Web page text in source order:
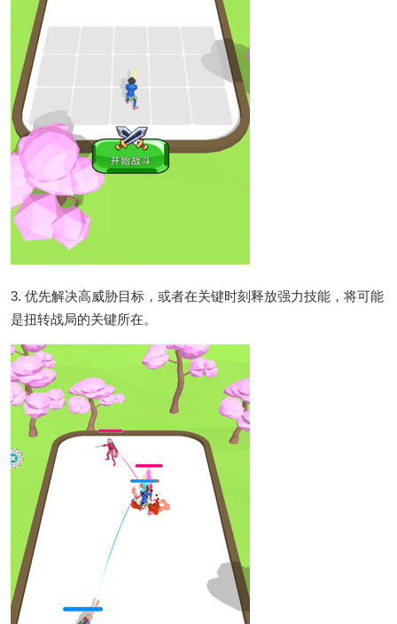
3. 优先解决高威胁目标，或者在关键时刻释放强力技能，将可能
是扭转战局的关键所在。